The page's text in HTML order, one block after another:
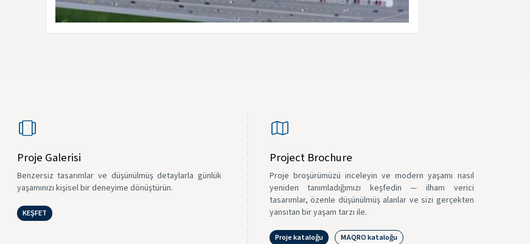
Proje Galerisi
Benzersiz tasarımlar ve düşünülmüş detaylarla günlük
yaşamınızı kişisel bir deneyime dönüştürün.
KEŞFET
Project Brochure
Proje broşürümüzü inceleyin ve modern yaşamı nasıl
yeniden tanımladığımızı keşfedin — ilham verici
tasarımlar, özenle düşünülmüş alanlar ve sizi gerçekten
yansıtan bir yaşam tarzı ile.
Proje kataloğu MAQRO kataloğu